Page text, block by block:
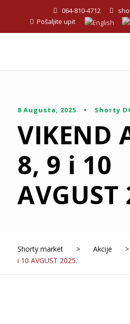
064-810-4712
Pošaljite upit
8 Augusta, 2025 • Shorty
VIKEND
8, 9 i 10
AVGUST
Shorty market > Akcije >
i 10 AVGUST 2025.